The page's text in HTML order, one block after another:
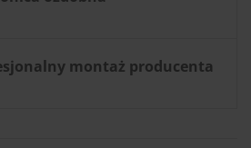
montaż producenta